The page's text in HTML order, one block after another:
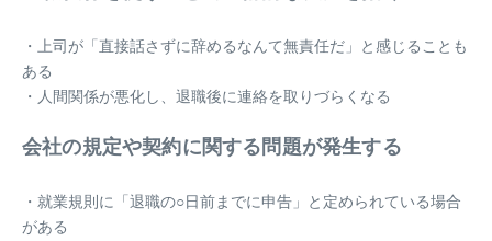
・上司が「直接話さずに辞めるなんて無責任だ」と感じることも
ある
・人間関係が悪化し、退職後に連絡を取りづらくなる
会社の規定や契約に関する問題が発生する
・就業規則に「退職の○日前までに申告」と定められている場合
がある